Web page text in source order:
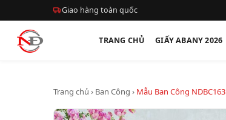
Giao hàng toàn quốc
TRANG CHỦ GIẤY ABANY 2026
Trang chủ › Ban Công › Mẫu Ban Công NDBC163